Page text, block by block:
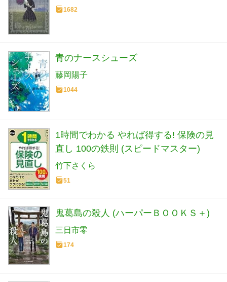
1682
青のナースシューズ
藤岡陽子
1044
1時間でわかる やれば得する! 保険の見
直し 100の鉄則 (スピードマスター)
竹下さくら
51
鬼葛島の殺人 (ハーパーＢＯＯＫＳ＋)
三日市零
174